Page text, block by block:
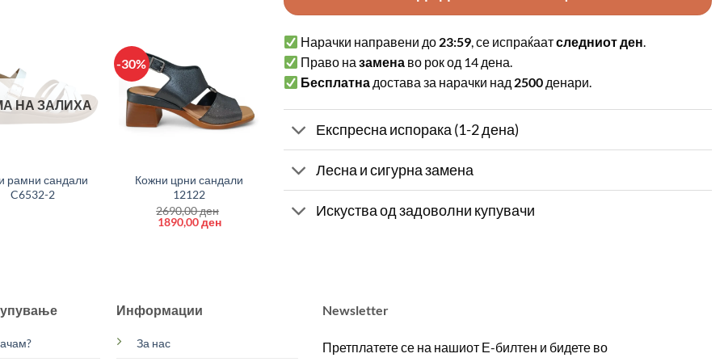
НА ЗАЛИХА
рамни сандали
C6532-2
-30%
Кожни црни сандали
12122
2690,00ден
Original
1890,00денCurrent
Нарачки направени до 23:59, се испраќаатследниот ден.
Право назамена во рок од 14 дена.
Бесплатна достава за нарачки над 2500 денари.
Експресна испорака (1-2 дена)
Лесна и сигурна замена
Искуства од задоволни купувачи
Информации
За нас
Newsletter
Претплатете се на нашиот Е-билтен и бидете во